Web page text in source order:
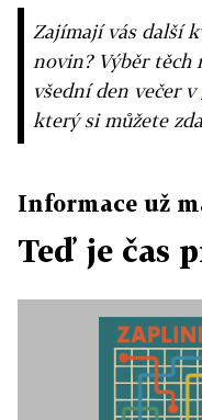
Zajímají vás další
novin? Výběr těch
všední den večer v
který si můžete
Informace už
Teď je čas